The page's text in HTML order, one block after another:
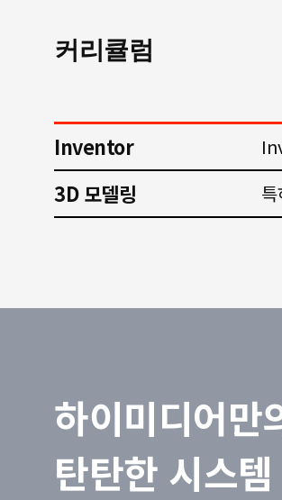
커리큘럼
Inventor
3D 모델링
하이미디어만
탄탄한 시스템